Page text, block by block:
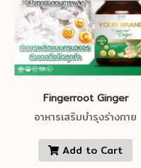
Fingerroot Ginger
อาหารเสริมบำรุงร่างกาย
Add to Cart